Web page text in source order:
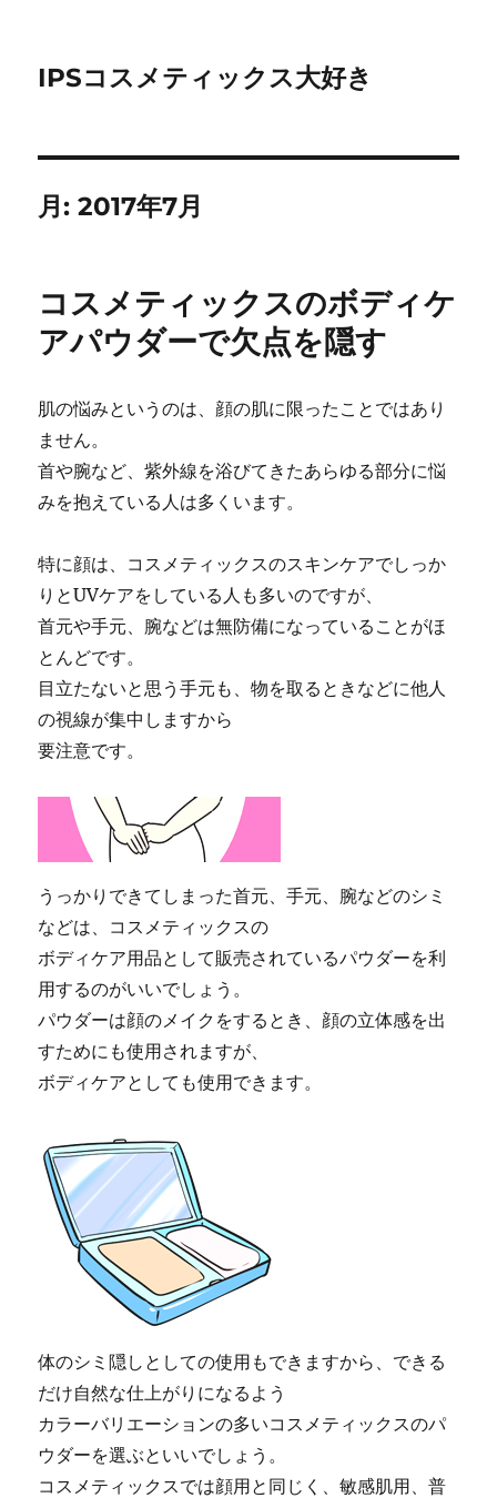
IPSコスメティックス大好き
月:2017年7月
コスメティックスのボディケ
アパウダーで欠点を隠す
肌の悩みというのは、顔の肌に限ったことではあり
ません。
首や腕など、紫外線を浴びてきたあらゆる部分に悩
みを抱えている人は多くいます。
特に顔は、コスメティックスのスキンケアでしっか
りとUVケアをしている人も多いのですが、
首元や手元、腕などは無防備になっていることがほ
とんどです。
目立たないと思う手元も、物を取るときなどに他人
の視線が集中しますから
要注意です。
うっかりできてしまった首元、手元、腕などのシミ
などは、コスメティックスの
ボディケア用品として販売されているパウダーを利
用するのがいいでしょう。
パウダーは顔のメイクをするとき、顔の立体感を出
すためにも使用されますが、
ボディケアとしても使用できます。
体のシミ隠しとしての使用もできますから、できる
だけ自然な仕上がりになるよう
カラーバリエーションの多いコスメティックスのパ
ウダーを選ぶといいでしょう。
コスメティックスでは顔用と同じく、敏感肌用、普